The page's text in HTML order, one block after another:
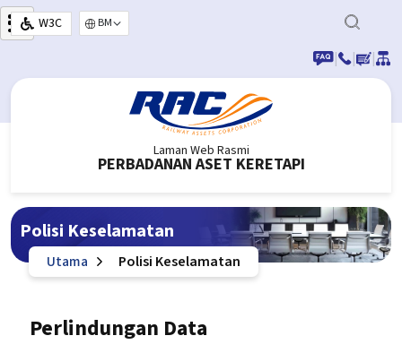
Langkau ke kandungan utama
W3C
Select your language
|
| |
Laman Web Rasmi
PERBADANAN ASET KERETAPI
Polisi Keselamatan
Utama Polisi Keselamatan
Perlindungan Data